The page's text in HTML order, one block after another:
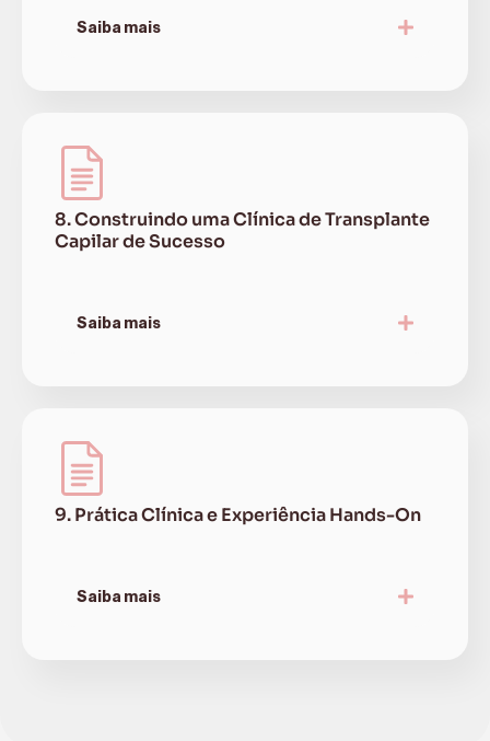
Saiba mais
8. Construindo uma Clínica de Transplante
Capilar de Sucesso
Saiba mais
9. Prática Clínica e Experiência Hands-On
Saiba mais